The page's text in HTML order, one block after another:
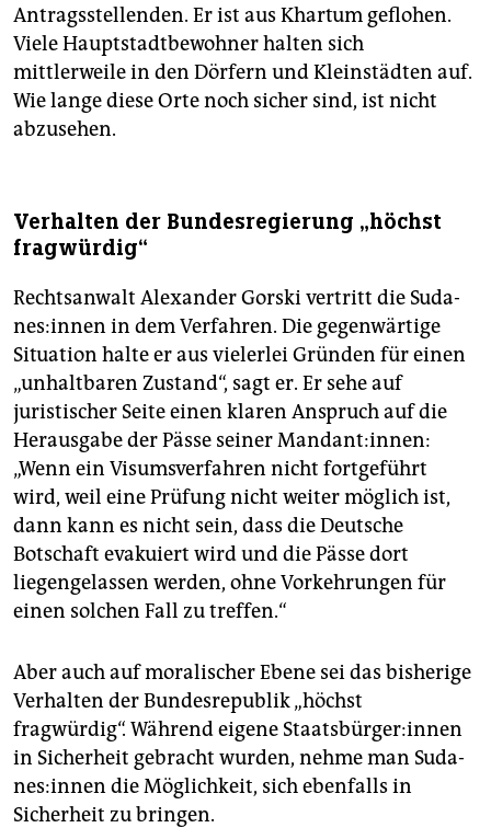
Antragsstellenden. Er ist aus Khartum geflohen.
Viele Hauptstadtbewohner halten sich
mittlerweile in den Dörfern und Kleinstädten auf.
Wie lange diese Orte noch sicher sind, ist nicht
abzusehen.
Verhalten der Bundesregierung „höchst
fragwürdig“
Rechtsanwalt Alexander Gorski vertritt die Su­da­
ne­s:in­nen in dem Verfahren. Die gegenwärtige
Situation halte er aus vielerlei Gründen für einen
„unhaltbaren Zustand“, sagt er. Er sehe auf
juristischer Seite einen klaren Anspruch auf die
Herausgabe der Pässe seiner Mandant:innen:
„Wenn ein Visumsverfahren nicht fortgeführt
wird, weil eine Prüfung nicht weiter möglich ist,
dann kann es nicht sein, dass die Deutsche
Botschaft evakuiert wird und die Pässe dort
liegengelassen werden, ohne Vorkehrungen für
einen solchen Fall zu treffen.“
Aber auch auf moralischer Ebene sei das bisherige
Verhalten der Bundesrepublik „höchst
fragwürdig“. Während eigene Staats­bür­ge­r:in­nen
in Sicherheit gebracht wurden, nehme man Su­da­
ne­s:in­nen die Möglichkeit, sich ebenfalls in
Sicherheit zu bringen.